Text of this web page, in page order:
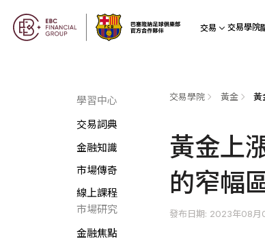
交易 交易學院
學習中心
交易詞典
金融知識
市場傳奇
線上課程
市場研究
金融焦點
交易學院 黃金
黃金上
的窄幅
發布日期: 2023年08月